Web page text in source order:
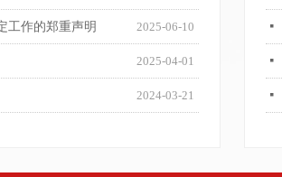
2025-06-10
工作的郑重声明
2025-04-01
2024-03-21
넷
넷
넷